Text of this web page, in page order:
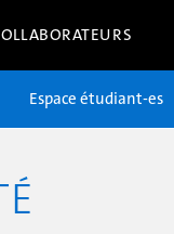
Espace étudiant-es